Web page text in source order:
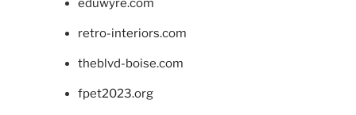
eduwyre.com
retro-interiors.com
theblvd-boise.com
fpet2023.org